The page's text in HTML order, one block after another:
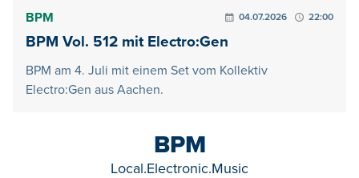
BPM 04.07.2026 22:00
BPM Vol. 512 mit Electro:Gen
BPM am 4. Juli mit einem Set vom Kollektiv
Electro:Gen aus Aachen.
BPM
Local.Electronic.Music